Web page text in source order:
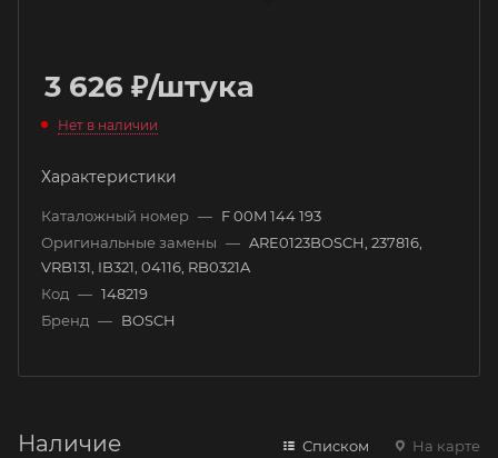
3 626 ₽/штука
Нет в наличии
Характеристики
Каталожный номер — F 00M 144 193
Оригинальные замены — ARE0123BOSCH, 237816,
VRB131, IB321, 04116, RB0321A
Код — 148219
Бренд — BOSCH
Наличие Списком На карте